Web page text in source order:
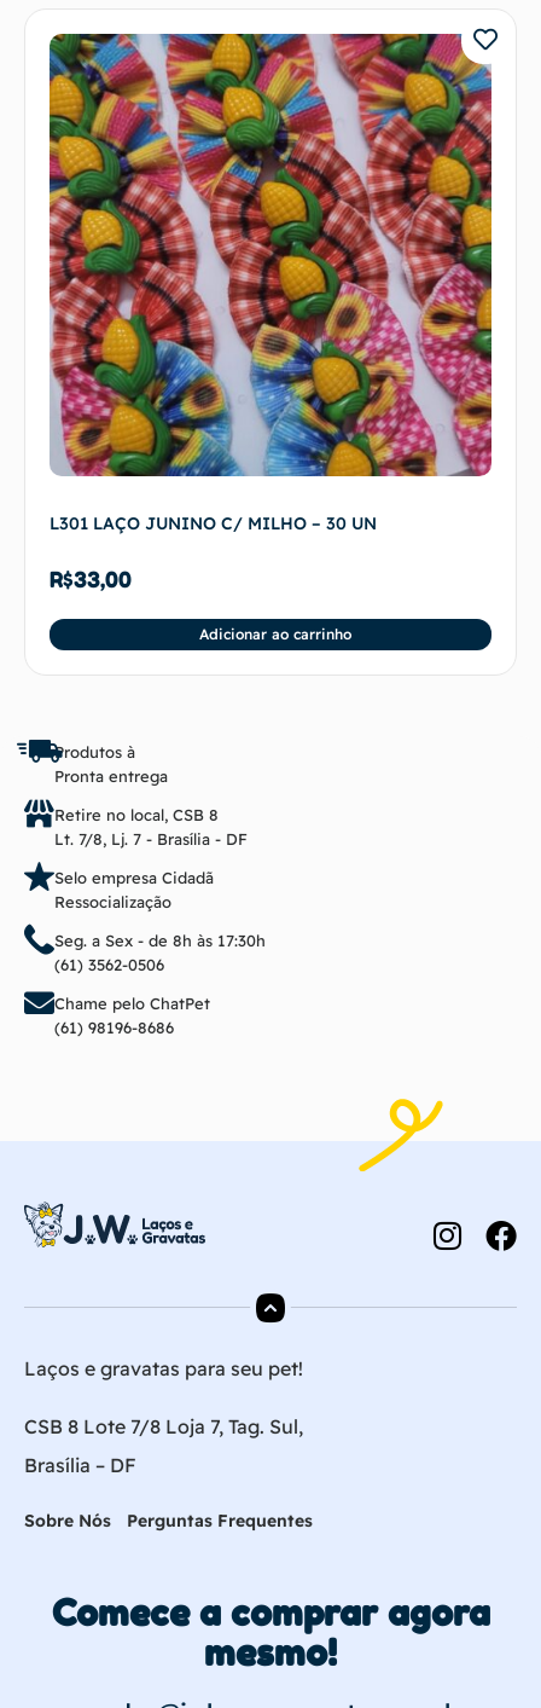
L301 LAÇO JUNINO C/ MILHO – 30 UN
R$33,00
Adicionar ao carrinho
Produtos à
Pronta entrega
Retire no local, CSB 8
Lt. 7/8, Lj. 7 - Brasília - DF
Selo empresa Cidadã
Ressocialização
Seg. a Sex - de 8h às 17:30h
(61) 3562-0506
Chame pelo ChatPet
(61) 98196-8686
Laços e gravatas para seu pet!
CSB 8 Lote 7/8 Loja 7, Tag. Sul,
Brasília – DF
Sobre Nós Perguntas Frequentes
Comece a comprar agora
mesmo!